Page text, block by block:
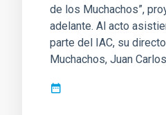
de los Muchachos”,
adelante. Al acto
parte del IAC, su
Muchachos, Juan